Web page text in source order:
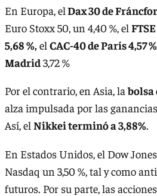
En Europa, elDax 30 de
Euro Stoxx 50, un 4,40 %, el
5,68 %,el CAC-40 de París 4,57 %
Madrid3,72 %
Por el contrario, en Asia, labolsa
alza impulsada por las
Así, el Nikkei terminó a 3,88%.
En Estados Unidos, el Dow
Nasdaq un 3,50 %, tal y como
futuros. Por su parte, las